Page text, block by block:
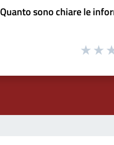
Quanto sono chiare le